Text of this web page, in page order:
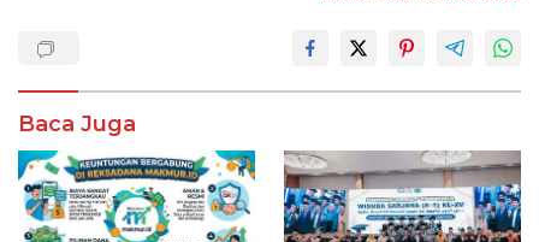
Baca Juga